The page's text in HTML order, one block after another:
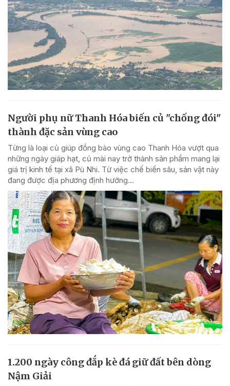
Người phụ nữ Thanh Hóa biến củ "chống đói"
thành đặc sản vùng cao
Từng là loại củ giúp đồng bào vùng cao Thanh Hóa vượt qua
những ngày giáp hạt, củ mài nay trở thành sản phẩm mang lại
giá trị kinh tế tại xã Pù Nhi. Từ việc chế biến sâu, sản vật này
đang được địa phương định hướng...
1.200 ngày công đắp kè đá giữ đất bên dòng
Nậm Giải